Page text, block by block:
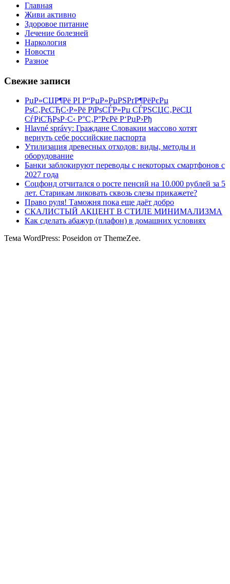
Главная
Живи активно
Здоровое питание
Лечение болезней
Наркология
Новости
Разное
Свежие записи
РџР»СЏР¶Рё РІ Р“РµР»РµРЅРґР¶РёРєРµ
РѕС‚РєСЂС‹Р»Рё РїРѕСЃР»Рµ СЃРЅСЏС‚РёСЏ
СѓРіСЂРѕР·С‹ Р°С‚Р°РєРё Р‘РџР›Рђ
Hlavné správy: Граждане Словакии массово хотят
вернуть себе российские паспорта
Утилизация древесных отходов: виды, методы и
оборудование
Банки заблокируют переводы с некоторых смартфонов с
2027 года
Соцфонд отчитался о росте пенсий на 10.000 рублей за 5
лет. Старикам ликовать сквозь слезы прикажете?
Право руля! Таможня пока еще даёт добро
СКАЛИСТЫЙ АКЦЕНТ В СТИЛЕ МИНИМАЛИЗМА
Как сделать абажур (плафон) в домашних условиях
Тема WordPress: Poseidon от ThemeZee.